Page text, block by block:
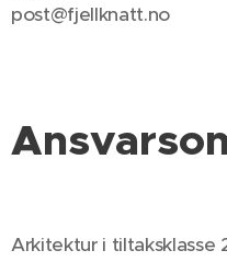
post@fjellknatt.no
Arkitektur i tiltaksklasse